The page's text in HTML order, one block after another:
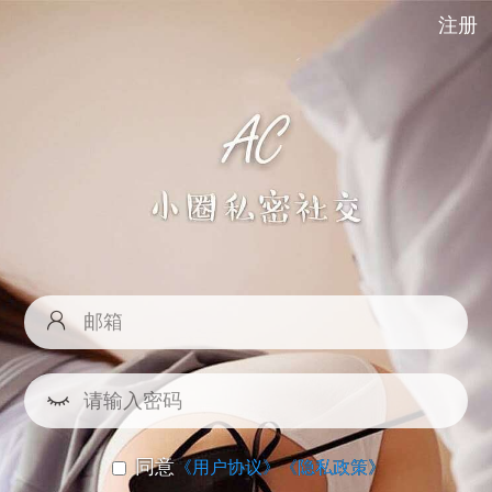
注册
同意《用户协议》《隐私政策》